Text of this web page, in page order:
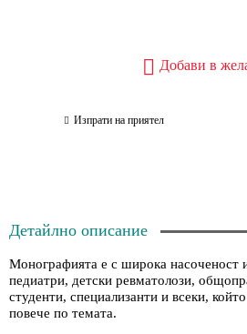
Добави в
Изпрати на приятел
Детайлно описание
Монографията е с широка насоченост
педиатри, детски ревматолози,
студенти, специализан­ти и всеки,
повече по темата.